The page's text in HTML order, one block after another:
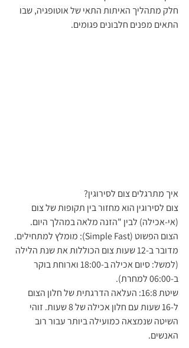
חלק מתהליך האיתות התאי של אוטופגיה, שבו
התאים מפנים חלבונים פגומים.
איך מתרגלים צום לסירוגין?
צום לסירוגין הוא מחזור בין תקופות של צום
(אי-אכילה) לבין "הזנה מלאה במהלך היום.
הצום הפשוט (Simple Fast): מומלץ למתחילים.
מדובר ב-12 שעות צום הכוללות את שנת הלילה
(למשל: סיום אכילה ב-18:00 וארוחת בוקר
ב-06:00 למחרת).
שיטת 16:8: העלאה הדרגתית של חלון הצום
ל-16 שעות עם חלון אכילה של 8 שעות. זוהי
השיטה שנמצאה כמועילה ביותר עבור רוב
האנשים.